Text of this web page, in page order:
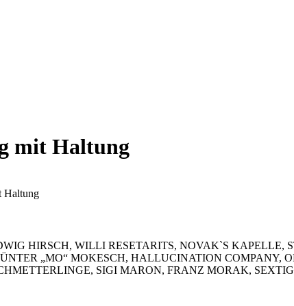
mit Haltung
Haltung
HIRSCH, WILLI RESETARITS, NOVAK`S KAPELLE,
„MO“ MOKESCH, HALLUCINATION COMPANY,
SIGI MARON, FRANZ MORAK,